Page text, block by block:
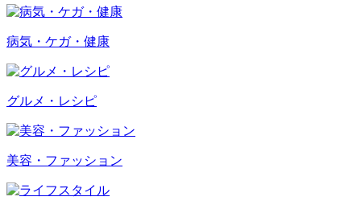
病気・ケガ・健康
グルメ・レシピ
美容・ファッション